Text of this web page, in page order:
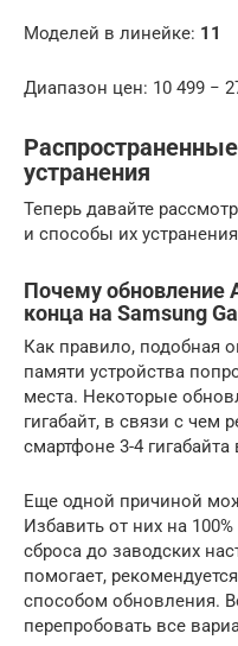
Моделей в линейке: 11
Диапазон цен: 10 499 −
устранения
Теперь давайте
и способы их
Почему обновление
конца на Samsung
Как правило, подобная
памяти устройства
места. Некоторые
гигабайт, в связи с чем
смартфоне 3-4
Еще одной причиной
Избавить от них на
сброса до заводских
помогает,
способом обновления.
перепробовать все